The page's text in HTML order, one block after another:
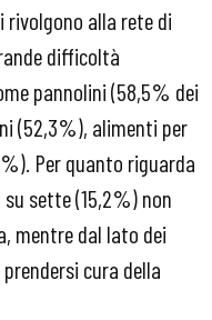
rivolgono alla rete di
difficoltà
pannolini (58,5% dei
(52,3%), alimenti per
Per quanto riguarda
sette (15,2%) non
mentre dal lato dei
cura della